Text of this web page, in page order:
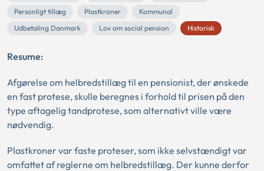
Personligt tillæg
Plastkroner
Kommunal
Udbetaling Danmark
Lov om social pension Historisk
Resume:
Afgørelse om helbredstillæg til en pensionist, der ønskede
en fast protese, skulle beregnes i forhold til prisen på den
type aftagelig tandprotese, som alternativt ville være
nødvendig.
Plastkroner var faste proteser, som ikke selvstændigt var
omfattet af reglerne om helbredstillæg. Der kunne derfor